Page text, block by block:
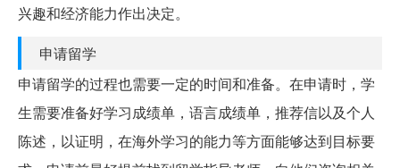
兴趣和经济能力作出决定。
申请留学
申请留学的过程也需要一定的时间和准备。在申请时，学
生需要准备好学习成绩单，语言成绩单，推荐信以及个人
陈述，以证明，在海外学习的能力等方面能够达到目标要